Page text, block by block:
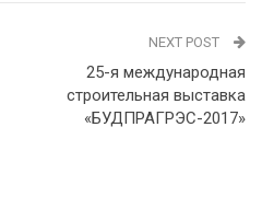
NEXT POST
25-я международная
строительная выставка
«БУДПРАГРЭС-2017»